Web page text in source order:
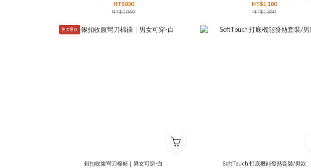
NT$850
NT$1,080
NT$1,180
NT$1,380
男女通款
銀扣收腹彎刀棉褲｜男女可穿-白
SoftTouch 打底機能發熱套裝/男款